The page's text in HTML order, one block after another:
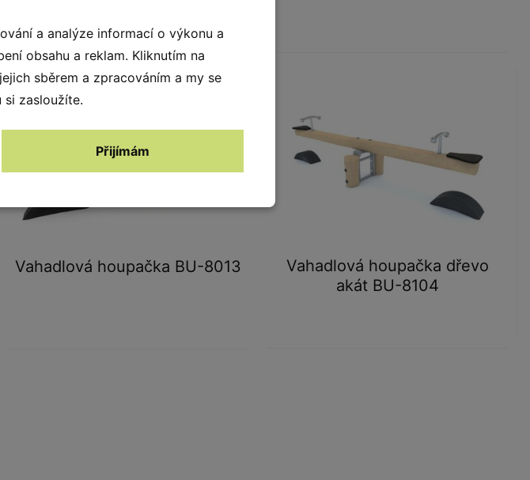
Vahadlová houpačka BU-8013
Vahadlová houpačka dřevo
akát BU-8104
a analýze informací o výkonu a
obsahu a reklam. Kliknutím na
sběrem a zpracováním a my se
si zasloužíte.
Přijímám